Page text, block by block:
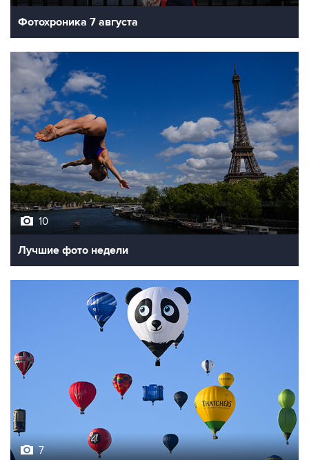
Фотохроника 7 августа
10
Лучшие фото недели
7